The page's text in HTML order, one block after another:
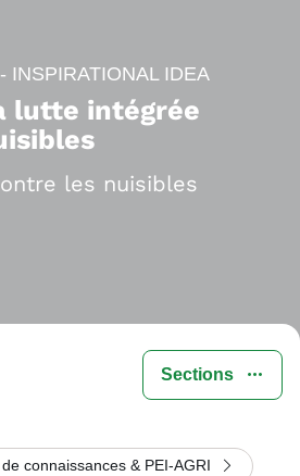
Sections
INSPIRATIONAL IDEA
lutte intégrée
les nuisibles
connaissances & PEI-AGRI